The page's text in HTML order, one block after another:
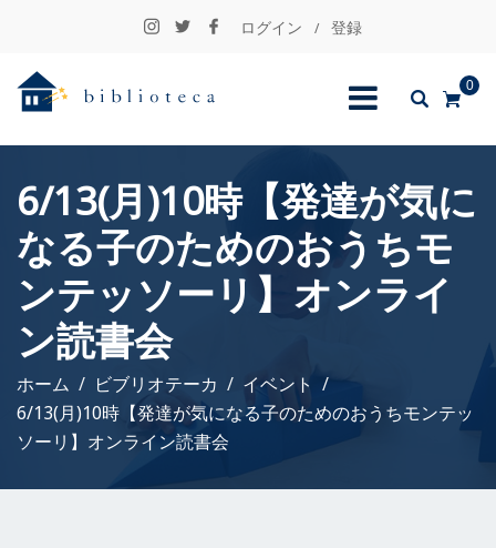
ログイン / 登録
0
6/13(月)10時【発達が気に
なる子のためのおうちモ
ンテッソーリ】オンライ
ン読書会
ホーム ビブリオテーカ
イベント
6/13(月)10時【発達が気になる子のためのおうちモンテッ
ソーリ】オンライン読書会